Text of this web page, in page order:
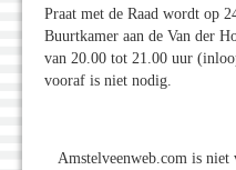
Praat met de Raad wordt op
Buurtkamer aan de Van der
van 20.00 tot 21.00 uur
vooraf is niet nodig.
Amstelveenweb.com is